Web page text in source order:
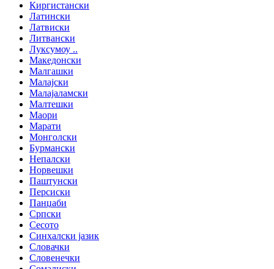
Киргистански
Латински
Латвиски
Литвански
Луксумоу ..
Македонски
Малгашки
Малајски
Малајаламски
Малтешки
Маори
Марати
Монголски
Бурмански
Непалски
Норвешки
Паштунски
Персиски
Панџаби
Српски
Сесото
Синхалски јазик
Словачки
Словенечки